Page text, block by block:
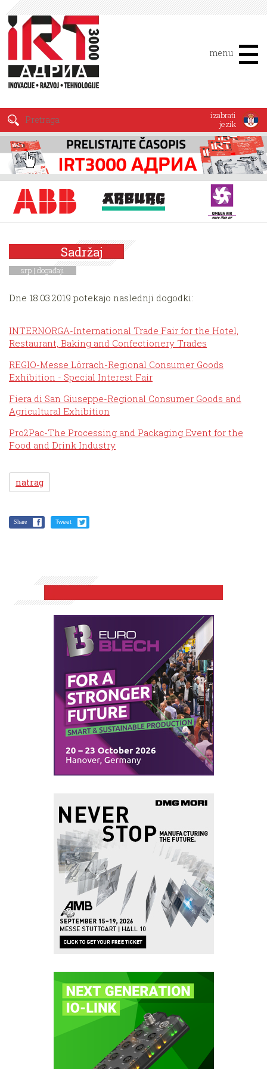
menu
izabrati
jezik
Sadržaj
srp | događaji
Dne 18.03.2019 potekajo naslednji dogodki:
INTERNORGA-International Trade Fair for the Hotel,
Restaurant, Baking and Confectionery Trades
REGIO-Messe Lörrach-Regional Consumer Goods
Exhibition - Special Interest Fair
Fiera di San Giuseppe-Regional Consumer Goods and
Agricultural Exhibition
Pro2Pac-The Processing and Packaging Event for the
Food and Drink Industry
natrag
Share Tweet